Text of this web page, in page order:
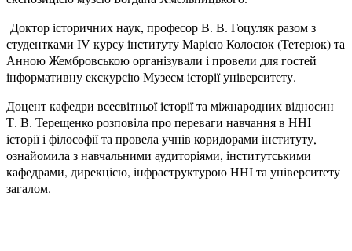
Доктор історичних наук, професор В. В. Гоцуляк разом з
студентками ІV курсу інституту Марією Колосюк (Тетерюк) та
Анною Жембровською організували і провели для гостей
інформативну екскурсію Музеєм історії університету.
Доцент кафедри всесвітньої історії та міжнародних відносин
Т. В. Терещенко розповіла про переваги навчання в ННІ
історії і філософії та провела учнів коридорами інституту,
ознайомила з навчальними аудиторіями, інститутськими
кафедрами, дирекцією, інфраструктурою ННІ та університету
загалом.